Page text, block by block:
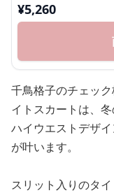
¥5,260
千鳥格子のチェッ
イトスカートは、
ハイウエストデザ
が叶います。
スリット入りのタ